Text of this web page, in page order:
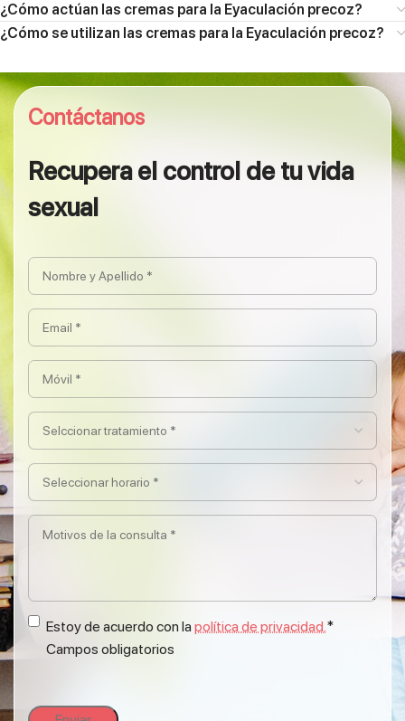
¿Cómo actúan las cremas para la Eyaculación precoz?
¿Cómo se utilizan las cremas para la Eyaculación precoz?
Contáctanos
Recupera el control de tu vida
sexual
Nombre
y
apellidos
*
(Obligatorio)
Email
*
(Obligatorio)
Móvil
*
(Obligatorio)
Selccionar
tratamiento
*
(Obligatorio)
Seleccionar
horario
*
(Obligatorio)
Motivos
consulta
*
Política
de
Estoy de acuerdo con la política de privacidad.*
Campos obligatorios